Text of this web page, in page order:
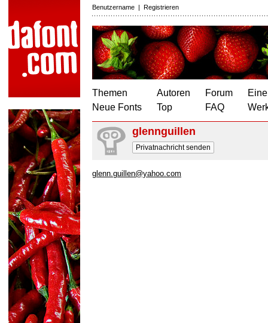
Benutzername | Registrieren
Themen
Neue Fonts
Autoren
Top
Forum
FAQ
glennguillen
Privatnachricht senden
glenn.guillen@yahoo.com